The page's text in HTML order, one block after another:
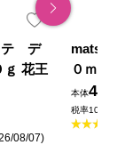
テ デ
ｇ 花王
08/07)
０ｍｌ
本体
税率10％